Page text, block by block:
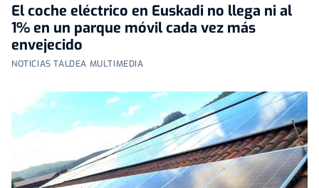
El coche eléctrico en Euskadi no llega ni al
1% en un parque móvil cada vez más
envejecido
NOTICIAS TALDEA MULTIMEDIA